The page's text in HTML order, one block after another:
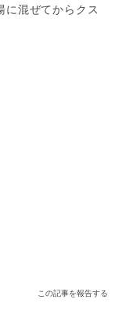
に混ぜてからクス
この記事を報告する